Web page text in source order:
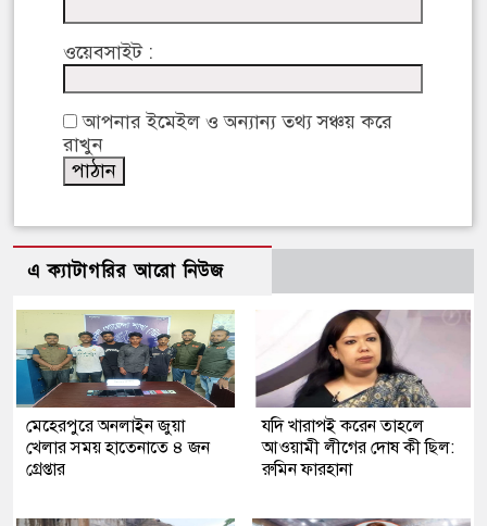
ওয়েবসাইট :
আপনার ইমেইল ও অন্যান্য তথ্য সঞ্চয় করে
রাখুন
এ ক্যাটাগরির আরো নিউজ
মেহেরপুরে অনলাইন জুয়া
খেলার সময় হাতেনাতে ৪ জন
গ্রেপ্তার
যদি খারাপই করেন তাহলে
আওয়ামী লীগের দোষ কী ছিল:
রুমিন ফারহানা